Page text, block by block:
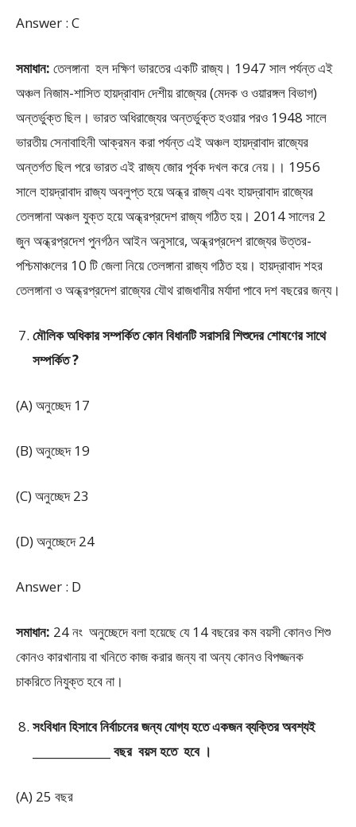
Answer : C
সমাধান: তেলঙ্গানা হল দক্ষিণ ভারতের একটি রাজ্য। 1947 সাল পর্যন্ত এই
অঞ্চল নিজাম-শাসিত হায়দ্রাবাদ দেশীয় রাজ্যের (মেদক ও ওয়ারঙ্গল বিভাগ)
অন্তর্ভুক্ত ছিল। ভারত অধিরাজ্যের অন্তর্ভুক্ত হওয়ার পরও 1948 সালে
ভারতীয় সেনাবাহিনী আক্রমন করা পর্যন্ত এই অঞ্চল হায়দ্রাবাদ রাজ্যের
অন্তর্গত ছিল পরে ভারত এই রাজ্য জোর পূর্বক দখল করে নেয়।। 1956
সালে হায়দ্রাবাদ রাজ্য অবলুপ্ত হয়ে অন্ধ্র রাজ্য এবং হায়দ্রাবাদ রাজ্যের
তেলঙ্গানা অঞ্চল যুক্ত হয়ে অন্ধ্রপ্রদেশ রাজ্য গঠিত হয়। 2014 সালের 2
জুন অন্ধ্রপ্রদেশ পুনর্গঠন আইন অনুসারে, অন্ধ্রপ্রদেশ রাজ্যের উত্তর-
পশ্চিমাঞ্চলের 10 টি জেলা নিয়ে তেলঙ্গানা রাজ্য গঠিত হয়। হায়দ্রাবাদ শহর
তেলঙ্গানা ও অন্ধ্রপ্রদেশ রাজ্যের যৌথ রাজধানীর মর্যাদা পাবে দশ বছরের জন্য।
মৌলিক অধিকার সম্পর্কিত কোন বিধানটি সরাসরি শিশুদের শোষণের সাথে
সম্পর্কিত ?
(A) অনুচ্ছেদ 17
(B) অনুচ্ছেদ 19
(C) অনুচ্ছেদ 23
(D) অনুচ্ছেদে 24
Answer : D
সমাধান: 24 নং অনুচ্ছেদে বলা হয়েছে যে 14 বছরের কম বয়সী কোনও শিশু
কোনও কারখানায় বা খনিতে কাজ করার জন্য বা অন্য কোনও বিপজ্জনক
চাকরিতে নিযুক্ত হবে না।
সংবিধান হিসাবে নির্বাচনের জন্য যোগ্য হতে একজন ব্যক্তির অবশ্যই
______________ বছর বয়স হতে হবে ।
(A) 25 বছর